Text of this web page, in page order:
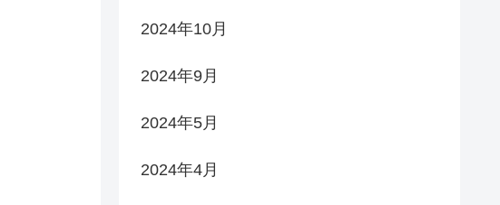
2024年10月
2024年9月
2024年5月
2024年4月